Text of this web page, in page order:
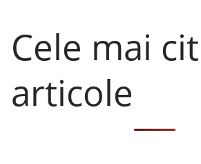
Cele mai
articole